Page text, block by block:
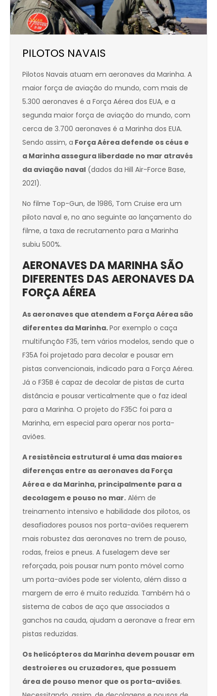
PILOTOS NAVAIS
Pilotos Navais atuam em aeronaves da Marinha. A
maior força de aviação do mundo, com mais de
5.300 aeronaves é a Força Aérea dos EUA, e a
segunda maior força de aviação do mundo, com
cerca de 3.700 aeronaves é a Marinha dos EUA.
Sendo assim, a Força Aérea defende os céus e
a Marinha assegura liberdade no mar através
da aviação naval (dados da Hill Air-Force Base,
2021).
No filme Top-Gun, de 1986, Tom Cruise era um
piloto naval e, no ano seguinte ao lançamento do
filme, a taxa de recrutamento para a Marinha
subiu 500%.
AERONAVES DA MARINHA SÃO
DIFERENTES DAS AERONAVES DA
FORÇA AÉREA
As aeronaves que atendem a Força Aérea são
diferentes da Marinha.Por exemplo o caça
multifunção F35, tem vários modelos, sendo que o
F35A foi projetado para decolar e pousar em
pistas convencionais, indicado para a Força Aérea.
Já o F35B é capaz de decolar de pistas de curta
distância e pousar verticalmente que o faz ideal
para a Marinha. O projeto do F35C foi para a
Marinha, em especial para operar nos porta-
aviões.
A resistência estrutural é uma das maiores
diferenças entre as aeronaves da Força
Aérea e da Marinha, principalmente para a
decolagem e pouso no mar. Além de
treinamento intensivo e habilidade dos pilotos, os
desafiadores pousos nos porta-aviões requerem
mais robustez das aeronaves no trem de pouso,
rodas, freios e pneus. A fuselagem deve ser
reforçada, pois pousar num ponto móvel como
um porta-aviões pode ser violento, além disso a
margem de erro é muito reduzida. Também há o
sistema de cabos de aço que associados a
ganchos na cauda, ajudam a aeronave a frear em
pistas reduzidas.
Os helicópteros da Marinha devem pousar em
destroieres ou cruzadores, que possuem
área de pouso menor que os porta-aviões.